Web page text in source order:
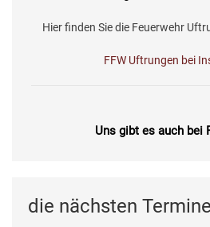
Hier finden Sie die Feuerwehr
FFW Uftrungen bei
Uns gibt es auch bei
Feuerwehr Uftrungen
die nächsten Termine